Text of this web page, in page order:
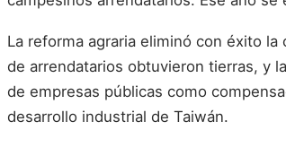
La reforma agraria eliminó con éxito
de arrendatarios obtuvieron tierras, y
de empresas públicas como
desarrollo industrial de Taiwán.